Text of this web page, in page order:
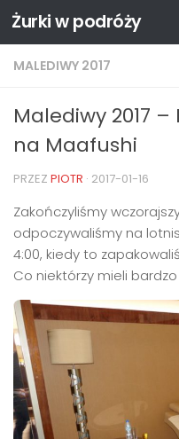
Przejdź do treści
Żurki w podróży
MALEDIWY 2017
Malediwy 2017
na Maafushi
PRZEZ PIOTR · 2017-01-16
Zakończyliśmy
odpoczywaliśmy na
4:00, kiedy to
Co niektórzy mieli